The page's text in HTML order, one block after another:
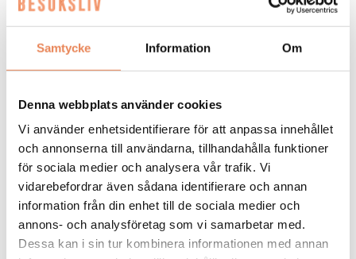
Samtycke Information Om
Denna webbplats använder cookies
Vi använder enhetsidentifierare för att anpassa innehållet
och annonserna till användarna, tillhandahålla funktioner
för sociala medier och analysera vår trafik. Vi
vidarebefordrar även sådana identifierare och annan
information från din enhet till de sociala medier och
annons- och analysföretag som vi samarbetar med.
Dessa kan i sin tur kombinera informationen med annan
Om anställningsvillkor
Tillsvidare
ANSÖK HÄR Tipsa en vän: